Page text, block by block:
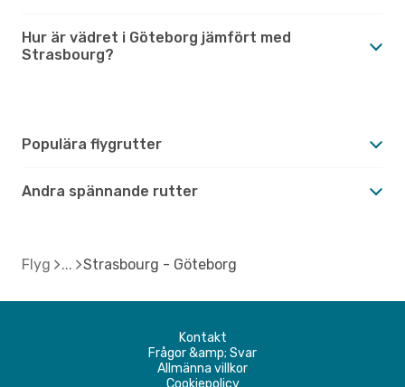
Hur är vädret i Göteborg jämfört med
Strasbourg?
Populära flygrutter
Andra spännande rutter
Flyg Strasbourg - Göteborg
Kontakt
Frågor &amp; Svar
Allmänna villkor
Cookiepolicy